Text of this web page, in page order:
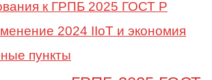
пункты